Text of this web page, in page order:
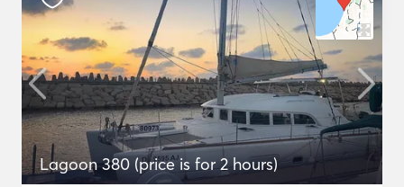
Lagoon 380 (price is for 2 hours)